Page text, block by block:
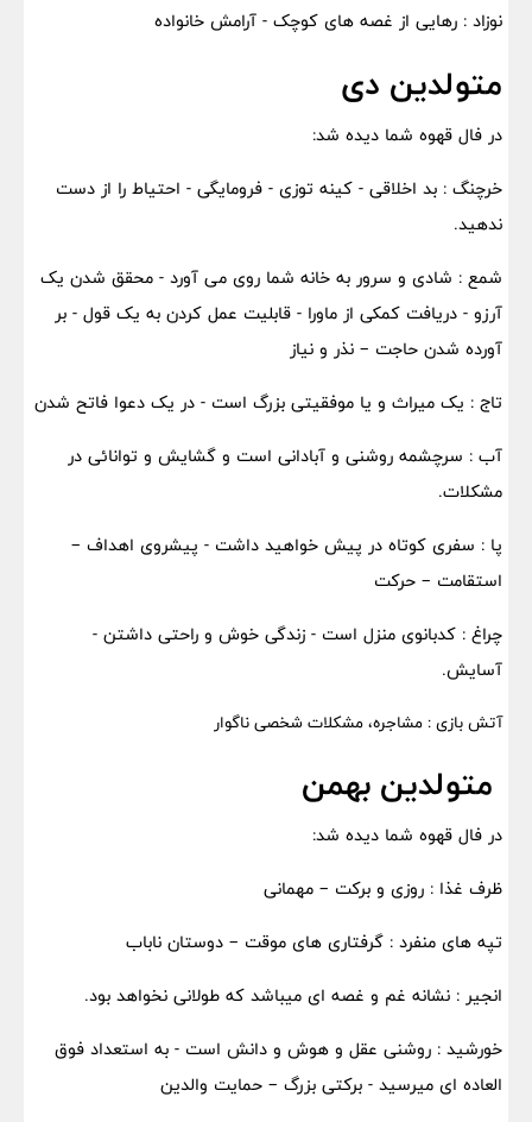
نوزاد : رهایی از غصه های کوچک - آرامش خانواده
متولدین دی
در فال قهوه شما دیده شد:
خرچنگ : بد اخلاقی - کینه توزی - فرومایگی - احتیاط را از دست
ندهید.
شمع : شادی و سرور به خانه شما روی می آورد - محقق شدن یک
آرزو - دریافت کمکی از ماورا - قابلیت عمل کردن به یک قول - بر
آورده شدن حاجت – نذر و نیاز
تاج : یک میراث و یا موفقیتی بزرگ است - در یک دعوا فاتح شدن
آب : سرچشمه روشنی و آبادانی است و گشایش و توانائی در
مشکلات.
پا : سفری کوتاه در پیش خواهید داشت - پیشروی اهداف –
استقامت – حرکت
چراغ : کدبانوی منزل است - زندگی خوش و راحتی داشتن -
آسایش.
آتش بازی : مشاجره، مشکلات شخصی ناگوار
متولدین بهمن
در فال قهوه شما دیده شد:
ظرف غذا : روزی و برکت – مهمانی
تپه های منفرد : گرفتاری های موقت – دوستان ناباب
انجیر : نشانه غم و غصه ای میباشد که طولانی نخواهد بود.
خورشید : روشنی عقل و هوش و دانش است - به استعداد فوق
العاده ای میرسید - برکتی بزرگ – حمایت والدین